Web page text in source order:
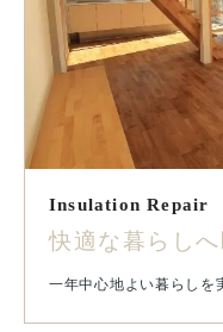
Insulation Repair
快適な暮らし
一年中心地よい暮らしを